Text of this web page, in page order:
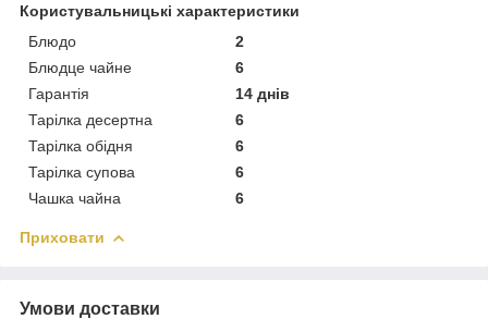
Користувальницькі характеристики
Блюдо
2
Блюдце чайне
6
Гарантія
14 днів
Тарілка десертна
6
Тарілка обідня
6
Тарілка супова
6
Чашка чайна
6
Приховати
Умови доставки